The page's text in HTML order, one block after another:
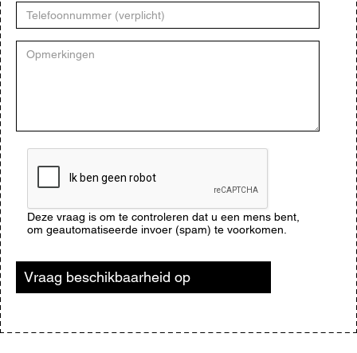
Telefoonnummer
Opmerkingen
Deze vraag is om te controleren dat u een mens bent,
om geautomatiseerde invoer (spam) te voorkomen.
Vraag beschikbaarheid op